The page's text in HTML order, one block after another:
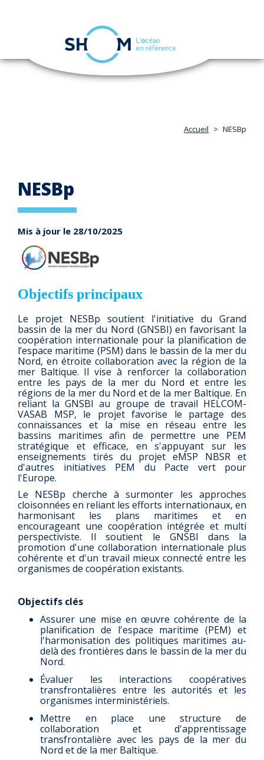
Aller
navigation
Accueil NESBp
NESBp
Mis à jour le 28/10/2025
Objectifs principaux
Le projet NESBp soutient l'initiative du Grand
bassin de la mer du Nord (GNSBI) en favorisant la
coopération internationale pour la planification de
l’espace maritime (PSM) dans le bassin de la mer du
Nord, en étroite collaboration avec la région de la
mer Baltique. Il vise à renforcer la collaboration
entre les pays de la mer du Nord et entre les
régions de la mer du Nord et de la mer Baltique. En
reliant la GNSBI au groupe de travail HELCOM-
VASAB MSP, le projet favorise le partage des
connaissances et la mise en réseau entre les
bassins maritimes afin de permettre une PEM
stratégique et efficace, en s'appuyant sur les
enseignements tirés du projet eMSP NBSR et
d'autres initiatives PEM du Pacte vert pour
l'Europe.
Le NESBp cherche à surmonter les approches
cloisonnées en reliant les efforts internationaux, en
harmonisant les plans maritimes et en
encourageant une coopération intégrée et multi
perspectiviste. Il soutient le GNSBI dans la
promotion d'une collaboration internationale plus
cohérente et d'un travail mieux connecté entre les
organismes de coopération existants.
Objectifs clés
Assurer une mise en œuvre cohérente de la
planification de l'espace maritime (PEM) et
l'harmonisation des politiques maritimes au-
delà des frontières dans le bassin de la mer du
Nord.
Évaluer les interactions coopératives
transfrontalières entre les autorités et les
organismes interministériels.
Mettre en place une structure de
collaboration et d'apprentissage
transfrontalière avec les pays de la mer du
Nord et de la mer Baltique.